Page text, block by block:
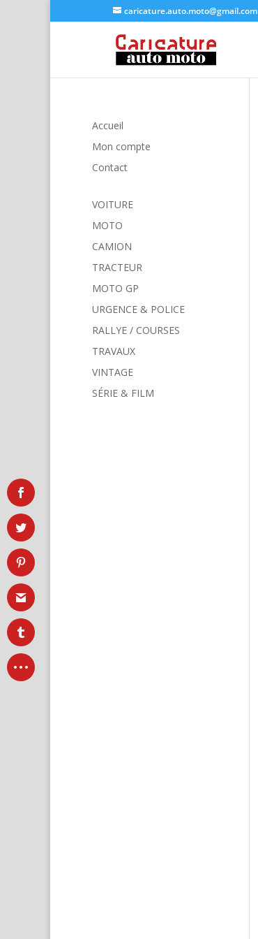
caricature.auto.moto@gmail.com
Accueil
Mon compte
Contact
VOITURE
MOTO
CAMION
TRACTEUR
MOTO GP
URGENCE & POLICE
RALLYE / COURSES
TRAVAUX
VINTAGE
SÉRIE & FILM